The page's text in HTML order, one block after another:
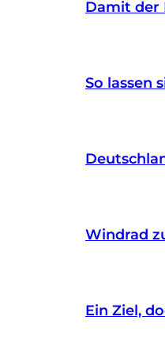
Damit der
So lassen
Windrad
Ein Ziel,